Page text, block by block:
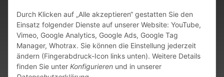
Durch Klicken auf „Alle akzeptieren“ gestatten Sie den
Einsatz folgender Dienste auf unserer Website: YouTube,
Vimeo, Google Analytics, Google Ads, Google Tag
Manager, Whotrax. Sie können die Einstellung jederzeit
ändern (Fingerabdruck-Icon links unten). Weitere Details
finden Sie unter Konfigurieren und in unserer
Vertrag widerrufen
* Alle Preise inkl. gesetzlicher USt., zzgl. Versand
. Bei sofort
verfügbaren Artikeln erfolgt der Versand innerhalb von 24